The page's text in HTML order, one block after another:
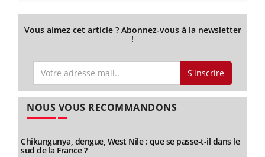
Vous aimez cet article ? Abonnez-vous à la newsletter
!
S'inscrire
NOUS VOUS RECOMMANDONS
Chikungunya, dengue, West Nile : que se passe-t-il dans le
sud de la France ?